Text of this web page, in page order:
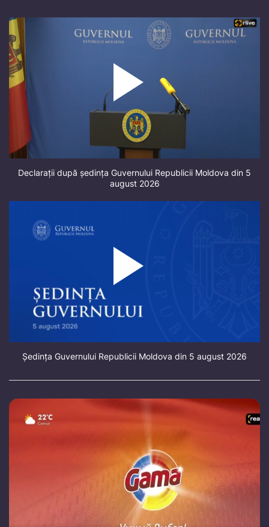
Declarații după ședința Guvernului Republicii Moldova din 5
august 2026
Ședința Guvernului Republicii Moldova din 5 august 2026